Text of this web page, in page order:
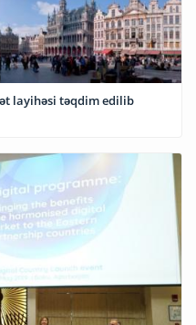
layihəsi təqdim edilib